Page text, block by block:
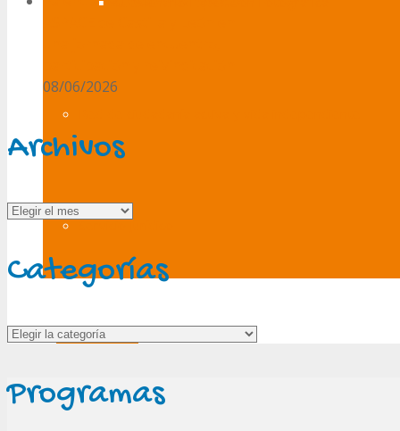
Servicio Jurídico
Publicaciones
08/06/2026
Archivos
Archivos
Categorías
Categorías
Programas